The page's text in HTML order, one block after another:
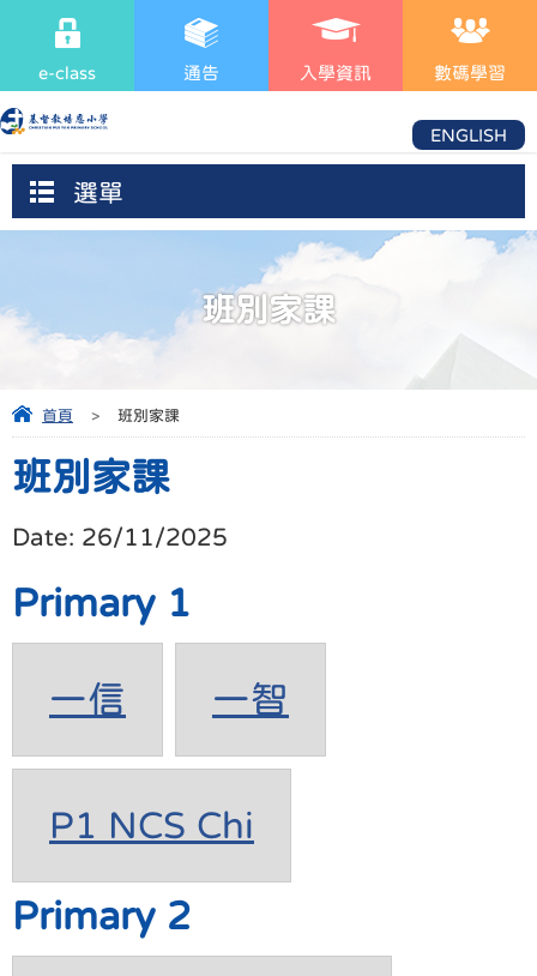
e-class 通告 入學資訊 數碼學習
ENGLISH
選單
班別家課
首頁 > 班別家課
班別家課
Date: 26/11/2025
Primary 1
一信 一智
P1 NCS Chi
Primary 2